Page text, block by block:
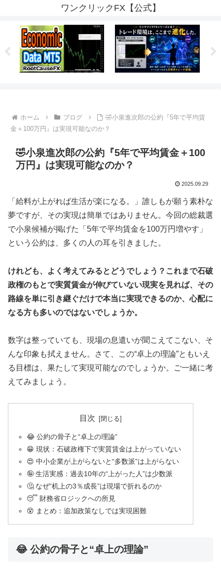
ワンクリックFX【公式】
ホーム ブログ
🤣小泉進次郎の公約『5年で平均賃
金＋100万円』は実現可能なのか？
🤣小泉進次郎の公約『5年で平均賃金＋100
万円』は実現可能なのか？
2025.09.29
「給料が上がれば生活が楽になる。」誰しもが願う素朴な
夢ですが、その実現は簡単ではありません。今回の総裁選
で小泉候補が掲げた「5年で平均賃金を100万円増やす」
という公約は、多くの人の耳を引きました。
けれども、よく考えてみるとどうでしょう？これまで石破
政権のもとで実質賃金が伸びていない現実を見れば、その
路線を単に引き継ぐだけで本当に実現できるのか、心配に
なる方も多いのではないでしょうか。
数字は整っていても、現場の息遣いが聞こえてこない、そ
んな印象も拭えません。さて、この“卓上の理論”ともいえ
る目標は、果たして実現可能なのでしょうか。ご一緒に考
えてみましょう。
目次
😂 公約の骨子と“卓上の理論”
😁 現状：石破政権下で実質賃金は上がっていない
😍 中小企業が上がらないと“多数派”は上がらない
🤪 生活実感：過去10年の“上がった人”は少数派
🤔 なぜ“机上の3％成長”は現場で折れるのか
😴 財務省ロジックへの所見
😵 まとめ：追加政策なしでは実現困難
😂 公約の骨子と“卓上の理論”